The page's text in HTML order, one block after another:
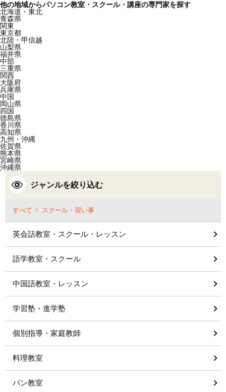
他の地域からパソコン教室・スクール・講座の専門家を探す
北海道・東北
青森県
関東
東京都
北陸・甲信越
山梨県
福井県
中部
三重県
関西
大阪府
兵庫県
中国
岡山県
四国
徳島県
香川県
高知県
九州・沖縄
佐賀県
熊本県
宮崎県
沖縄県
ジャンルを絞り込む
すべて スクール・習い事
英会話教室・スクール・レッスン
語学教室・スクール
中国語教室・レッスン
学習塾・進学塾
個別指導・家庭教師
料理教室
パン教室